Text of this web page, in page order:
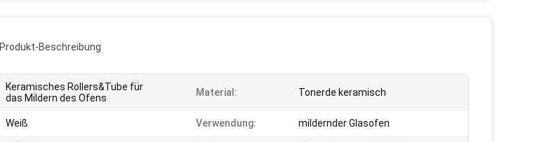
Produkt-Beschreibung
Keramisches Rollers&Tube für
das Mildern des Ofens
Material: Tonerde keramisch
Weiß Verwendung: mildernder Glasofen